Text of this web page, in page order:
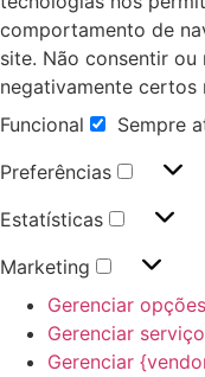
comportamento de
site. Não consentir
negativamente certos
Funcional
Sempre
Preferências
Estatísticas
Marketing
Gerenciar opções
Gerenciar
Gerenciar